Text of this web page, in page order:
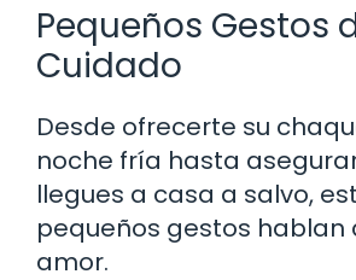
Pequeños Gestos
Cuidado
Desde ofrecerte su
noche fría hasta
llegues a casa a salvo,
pequeños gestos hablan
amor.